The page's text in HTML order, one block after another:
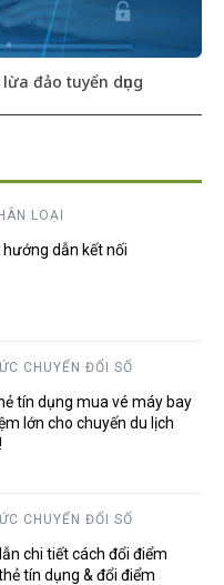
đảo tuyển dụng
LOẠI
dẫn kết nối
CHUYỂN ĐỔI SỐ
tín dụng mua vé máy bay
lớn cho chuyến du lịch
CHUYỂN ĐỔI SỐ
chi tiết cách đổi điểm
tín dụng & đổi điểm